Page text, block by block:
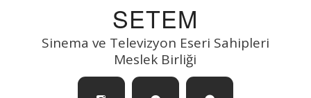
SETEM
Sinema ve Televizyon Eseri Sahipleri
Meslek Birliği